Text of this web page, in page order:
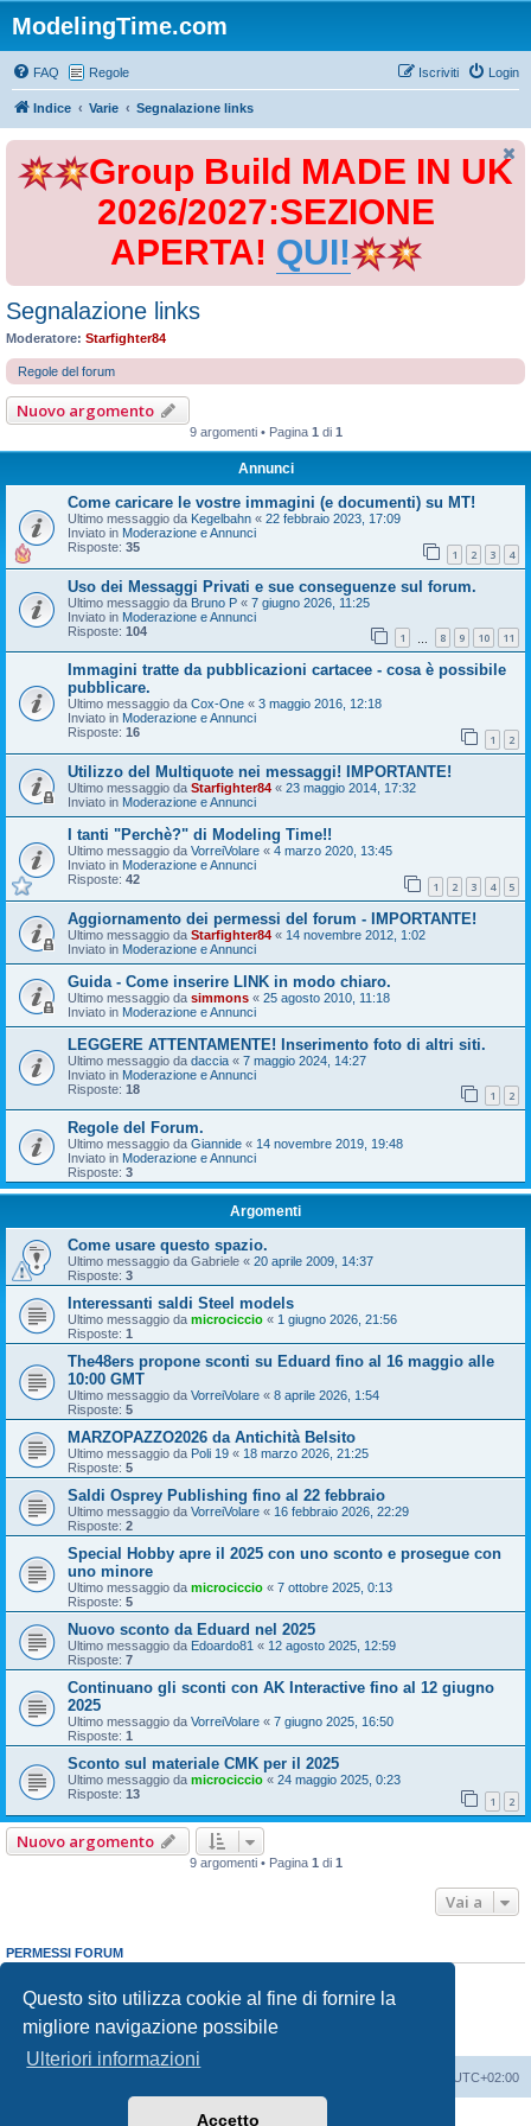
Questo sito utilizza cookie al fine di fornire la
migliore navigazione possibile
Ulteriori informazioni
Accetto
ModelingTime.com
FAQ Regole Login
Iscriviti
Indice Varie Segnalazione links
Group Build MADE IN UK
2026/2027:SEZIONE
APERTA! QUI!
Segnalazione links
Moderatore: Starfighter84
Regole del forum
Nuovo argomento
9 argomenti • Pagina 1 di 1
Annunci
Come caricare le vostre immagini (e documenti) su MT!
Ultimo messaggio da Kegelbahn « 22 febbraio 2023, 17:09
Inviato in Moderazione e Annunci
Risposte: 35 1 2 3 4
Uso dei Messaggi Privati e sue conseguenze sul forum.
Ultimo messaggio da Bruno P « 7 giugno 2026, 11:25
Inviato in Moderazione e Annunci
Risposte: 104 1 8 9 10 11
Immagini tratte da pubblicazioni cartacee - cosa è possibile
pubblicare.
Ultimo messaggio da Cox-One « 3 maggio 2016, 12:18
Inviato in Moderazione e Annunci
Risposte: 16 1 2
Utilizzo del Multiquote nei messaggi! IMPORTANTE!
Ultimo messaggio da Starfighter84 « 23 maggio 2014, 17:32
Inviato in Moderazione e Annunci
I tanti "Perchè?" di Modeling Time!!
Ultimo messaggio da VorreiVolare « 4 marzo 2020, 13:45
Inviato in Moderazione e Annunci
Risposte: 42 1 2 3 4 5
Aggiornamento dei permessi del forum - IMPORTANTE!
Ultimo messaggio da Starfighter84 « 14 novembre 2012, 1:02
Inviato in Moderazione e Annunci
Guida - Come inserire LINK in modo chiaro.
Ultimo messaggio da simmons « 25 agosto 2010, 11:18
Inviato in Moderazione e Annunci
LEGGERE ATTENTAMENTE! Inserimento foto di altri siti.
Ultimo messaggio da daccia « 7 maggio 2024, 14:27
Inviato in Moderazione e Annunci
Risposte: 18 1 2
Regole del Forum.
Ultimo messaggio da Giannide « 14 novembre 2019, 19:48
Inviato in Moderazione e Annunci
Risposte: 3
Argomenti
Come usare questo spazio.
Ultimo messaggio da Gabriele « 20 aprile 2009, 14:37
Risposte: 3
Interessanti saldi Steel models
Ultimo messaggio da microciccio « 1 giugno 2026, 21:56
Risposte: 1
The48ers propone sconti su Eduard fino al 16 maggio alle
10:00 GMT
Ultimo messaggio da VorreiVolare « 8 aprile 2026, 1:54
Risposte: 5
MARZOPAZZO2026 da Antichità Belsito
Ultimo messaggio da Poli 19 « 18 marzo 2026, 21:25
Risposte: 5
Saldi Osprey Publishing fino al 22 febbraio
Ultimo messaggio da VorreiVolare « 16 febbraio 2026, 22:29
Risposte: 2
Special Hobby apre il 2025 con uno sconto e prosegue con
uno minore
Ultimo messaggio da microciccio « 7 ottobre 2025, 0:13
Risposte: 5
Nuovo sconto da Eduard nel 2025
Ultimo messaggio da Edoardo81 « 12 agosto 2025, 12:59
Risposte: 7
Continuano gli sconti con AK Interactive fino al 12 giugno
2025
Ultimo messaggio da VorreiVolare « 7 giugno 2025, 16:50
Risposte: 1
Sconto sul materiale CMK per il 2025
Ultimo messaggio da microciccio « 24 maggio 2025, 0:23
Risposte: 13 1 2
Nuovo argomento
9 argomenti • Pagina 1 di 1
Vai a
PERMESSI FORUM
Non puoirispondere negli argomenti
Non puoimodificare i tuoi messaggi
Non puoicancellare i tuoi messaggi
Non puoi
inviare allegati
UTC+02:00
phpBB® Forum Software © phpBB Limited